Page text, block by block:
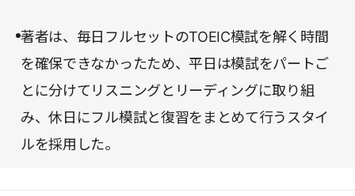
著者は、毎日フルセットのTOEIC模試を解く時間
を確保できなかったため、平日は模試をパートご
とに分けてリスニングとリーディングに取り組
み、休日にフル模試と復習をまとめて行うスタイ
ルを採用した。